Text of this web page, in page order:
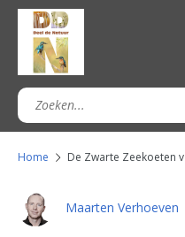
Home De Zwarte Zeekoeten
Maarten Verhoeven